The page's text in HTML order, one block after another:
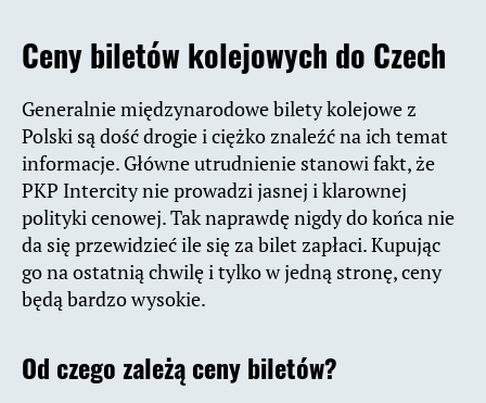
Ceny biletów kolejowych do Czech
Generalnie międzynarodowe bilety kolejowe z
Polski są dość drogie i ciężko znaleźć na ich temat
informacje. Główne utrudnienie stanowi fakt, że
PKP Intercity nie prowadzi jasnej i klarownej
polityki cenowej. Tak naprawdę nigdy do końca nie
da się przewidzieć ile się za bilet zapłaci. Kupując
go na ostatnią chwilę i tylko w jedną stronę, ceny
będą bardzo wysokie.
Od czego zależą ceny biletów?